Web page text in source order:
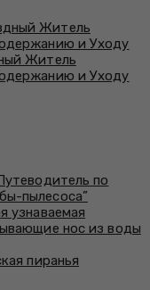
Житель
и Уходу
по
пылесоса”
узнаваемая
нос из воды
пиранья